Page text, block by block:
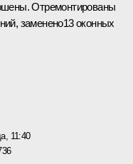
Отремонтированы
заменено13 оконных
11:40